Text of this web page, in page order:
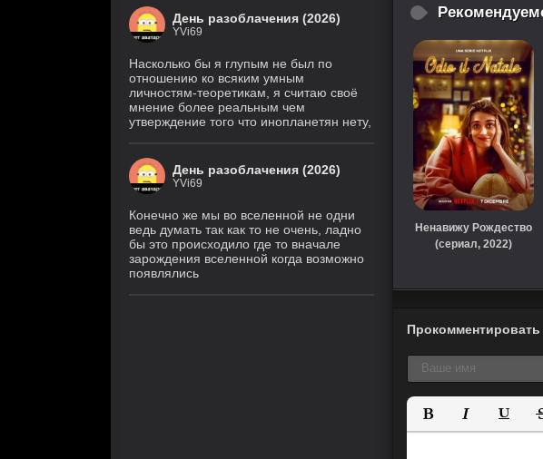
Ненавижу Рождество
(сериал, 2022)
Прокомментировать
Полужирный
Курсив
День разоблачения (2026)
YVi69
Насколько бы я глупым не был по
отношению ко всяким умным
личностям-теоретикам, я считаю своё
мнение более реальным чем
утверждение того что инопланетян нету,
День разоблачения (2026)
YVi69
Конечно же мы во вселенной не одни
ведь думать так как то не очень, ладно
бы это происходило где то вначале
зарождения вселенной когда возможно
появлялись